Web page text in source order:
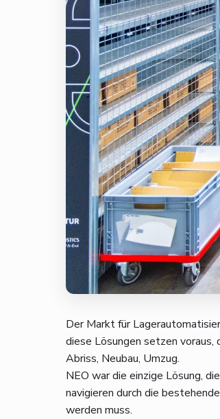
Der Markt für
diese Lösungen setzen
Abriss, Neubau, Umzug.
NEO war die einzige Lösung,
navigieren durch die
werden muss.